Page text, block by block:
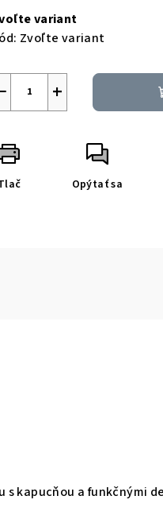
variant
Zvoľte variant
+
Opýtať sa
s kapucňou a funkčnými